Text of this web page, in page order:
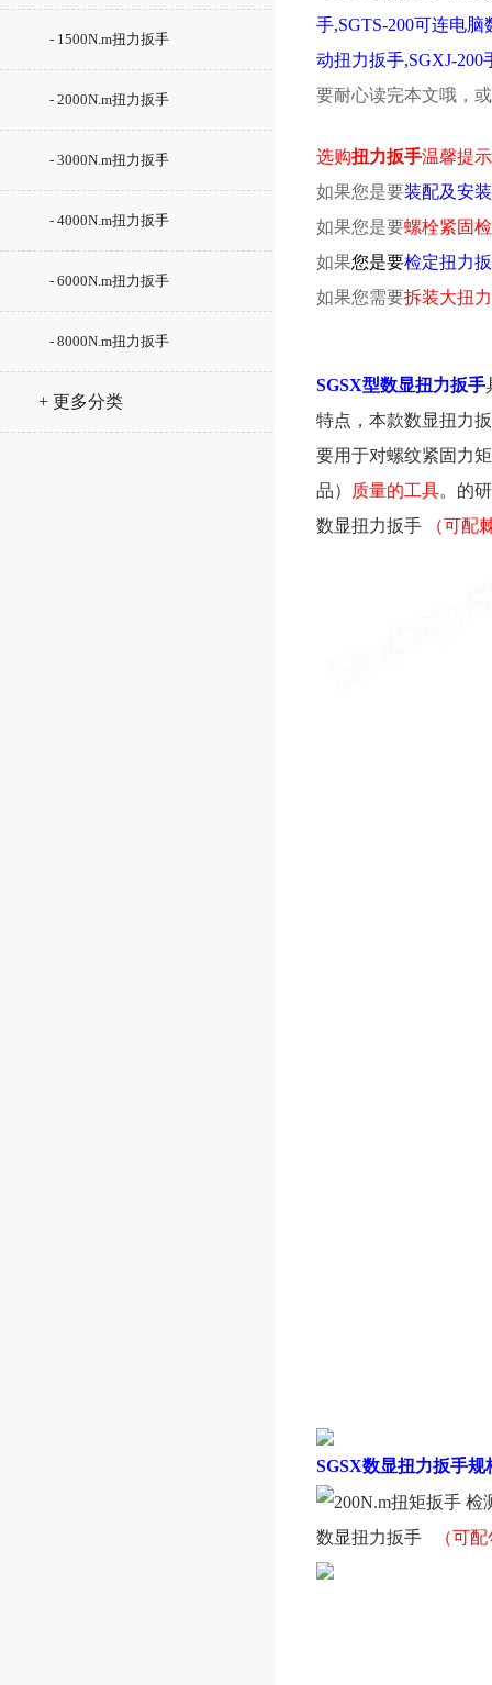
- 1500N.m扭力扳手
- 2000N.m扭力扳手
- 3000N.m扭力扳手
- 4000N.m扭力扳手
- 6000N.m扭力扳手
- 8000N.m扭力扳手
+ 更多分类
手,SGTS-200可连电
动扭力扳手,SGXJ-
要耐心读完本文哦，
选购扭力扳手温馨提示
如果您是要装配及安
如果您是要螺栓紧固
如果您是要检定扭力
如果您需要拆装大扭
SGSX型数显扭力扳手
特点，本款数显扭力
要用于对螺纹紧固力
品）
质量的工具。的
数显扭力扳手
（可配
SGSX数显扭力扳手规
数显扭力扳手 （可